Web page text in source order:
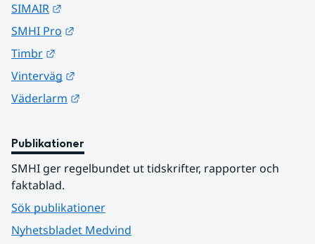
SIMAIR
SMHI Pro
Timbr
Vinterväg
Väderlarm
Publikationer
SMHI ger regelbundet ut tidskrifter, rapporter och
faktablad.
Sök publikationer
Nyhetsbladet Medvind